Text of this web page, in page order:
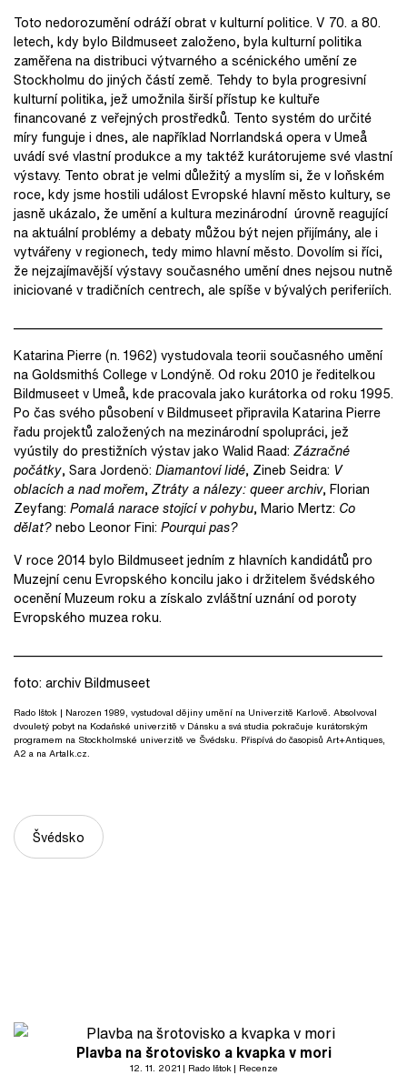
Toto nedorozumění odráží obrat v kulturní politice. V 70. a 80.
letech, kdy bylo Bildmuseet založeno, byla kulturní politika
zaměřena na distribuci výtvarného a scénického umění ze
Stockholmu do jiných částí země. Tehdy to byla progresivní
kulturní politika, jež umožnila širší přístup ke kultuře
financované z veřejných prostředků. Tento systém do určité
míry funguje i dnes, ale například Norrlandská opera v Umeå
uvádí své vlastní produkce a my taktéž kurátorujeme své vlastní
výstavy. Tento obrat je velmi důležitý a myslím si, že v loňském
roce, kdy jsme hostili událost Evropské hlavní město kultury, se
jasně ukázalo, že umění a kultura mezinárodní úrovně reagující
na aktuální problémy a debaty můžou být nejen přijímány, ale i
vytvářeny v regionech, tedy mimo hlavní město. Dovolím si říci,
že nejzajímavější výstavy současného umění dnes nejsou nutně
iniciované v tradičních centrech, ale spíše v bývalých periferiích.
Katarina Pierre (n. 1962) vystudovala teorii současného umění
na Goldsmith´s College v Londýně. Od roku 2010 je ředitelkou
Bildmuseet v Umeå, kde pracovala jako kurátorka od roku 1995.
Po čas svého působení v Bildmuseet připravila Katarina Pierre
řadu projektů založených na mezinárodní spolupráci, jež
vyústily do prestižních výstav jako Walid Raad: Zázračné
počátky, Sara Jordenö: Diamantoví lidé, Zineb Seidra: V
oblacích a nad mořem, Ztráty a nálezy: queer archiv, Florian
Zeyfang: Pomalá narace stojící v pohybu, Mario Mertz: Co
dělat?nebo Leonor Fini: Pourqui pas?
V roce 2014 bylo Bildmuseet jedním z hlavních kandidátů pro
Muzejní cenu Evropského koncilu jako i držitelem švédského
ocenění Muzeum roku a získalo zvláštní uznání od poroty
Evropského muzea roku.
foto: archiv Bildmuseet
Rado Ištok | Narozen 1989, vystudoval dějiny umění na Univerzitě Karlově. Absolvoval
dvouletý pobyt na Kodaňské univerzitě v Dánsku a svá studia pokračuje kurátorským
programem na Stockholmské univerzitě ve Švédsku. Přispívá do časopisů Art+Antiques,
A2 a na Artalk.cz.
Švédsko
Plavba na šrotovisko a kvapka v mori
12. 11. 2021 Rado Ištok Recenze